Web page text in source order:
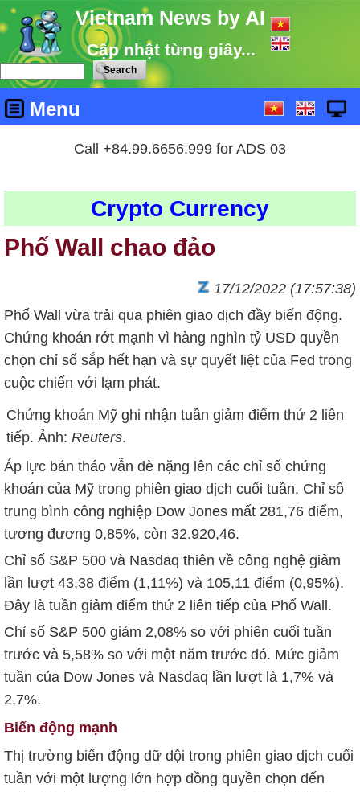
Vietnam News by AI
Cập nhật từng giây...
Menu
Call +84.99.6656.999 for ADS 03
Crypto Currency
Phố Wall chao đảo
17/12/2022 (17:57:38)
Phố Wall vừa trải qua phiên giao dịch đầy biến động.
Chứng khoán rớt mạnh vì hàng nghìn tỷ USD quyền
chọn chỉ số sắp hết hạn và sự quyết liệt của Fed trong
cuộc chiến với lạm phát.
Chứng khoán Mỹ ghi nhận tuần giảm điểm thứ 2 liên
tiếp. Ảnh: Reuters.
Áp lực bán tháo vẫn đè nặng lên các chỉ số chứng
khoán của Mỹ trong phiên giao dịch cuối tuần. Chỉ số
trung bình công nghiệp Dow Jones mất 281,76 điểm,
tương đương 0,85%, còn 32.920,46.
Chỉ số S&P 500 và Nasdaq thiên về công nghệ giảm
lần lượt 43,38 điểm (1,11%) và 105,11 điểm (0,95%).
Đây là tuần giảm điểm thứ 2 liên tiếp của Phố Wall.
Chỉ số S&P 500 giảm 2,08% so với phiên cuối tuần
trước và 5,58% so với một năm trước đó. Mức giảm
tuần của Dow Jones và Nasdaq lần lượt là 1,7% và
2,7%.
Biến động mạnh
Thị trường biến động dữ dội trong phiên giao dịch cuối
tuần với một lượng lớn hợp đồng quyền chọn đến